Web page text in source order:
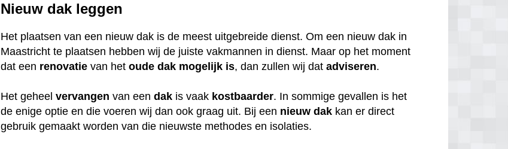
Nieuw dak leggen
Het plaatsen van een nieuw dak is de meest uitgebreide dienst. Om een nieuw dak in
Maastricht te plaatsen hebben wij de juiste vakmannen in dienst. Maar op het moment
dat een renovatie van hetoude dak mogelijk is, dan zullen wij datadviseren.
Het geheelvervangen van eendak is vaak kostbaarder. In sommige gevallen is het
de enige optie en die voeren wij dan ook graag uit. Bij een nieuw dak kan er direct
gebruik gemaakt worden van die nieuwste methodes en isolaties.